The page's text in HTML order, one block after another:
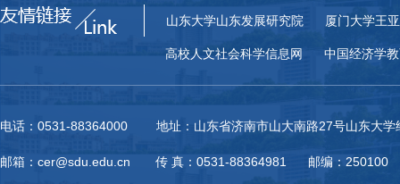
山东大学山东发展研究院 厦门大学王
高校人文社会科学信息网 中国经济学
电话：0531-88364000 地址：山东省济南市山大南路27号山东大学
邮箱：cer@sdu.edu.cn 传 真：0531-88364981 邮编：250100